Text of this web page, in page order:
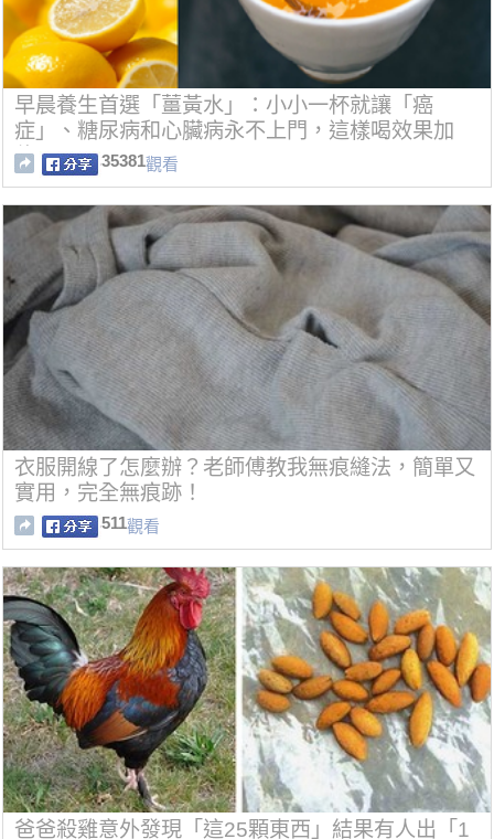
早晨養生首選「薑黃水」：小小一杯就讓「癌
症」、糖尿病和心臟病永不上門，這樣喝效果加
倍！
35381觀看
衣服開線了怎麼辦？老師傅教我無痕縫法，簡單又
實用，完全無痕跡！
511觀看
爸爸殺雞意外發現「這25顆東西」結果有人出「1